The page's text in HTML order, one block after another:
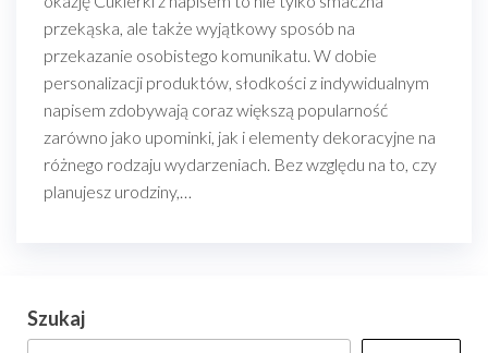
przekąska, ale także wyjątkowy sposób na
przekazanie osobistego komunikatu. W dobie
personalizacji produktów, słodkości z indywidualnym
napisem zdobywają coraz większą popularność
zarówno jako upominki, jak i elementy dekoracyjne na
różnego rodzaju wydarzeniach. Bez względu na to, czy
planujesz urodziny,…
Szukaj